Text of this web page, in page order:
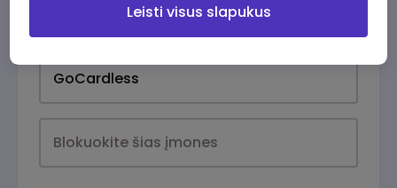
Leisti visus slapukus